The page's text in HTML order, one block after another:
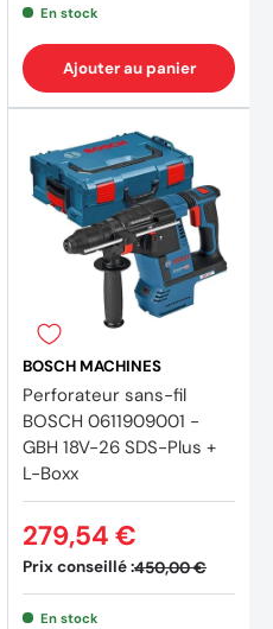
En stock
Ajouter au panier
BOSCH MACHINES
Perforateur sans-fil
BOSCH 0611909001 -
GBH 18V-26 SDS-Plus +
L-Boxx
Prix conseillé :450,00 €
279,54 €
En stock